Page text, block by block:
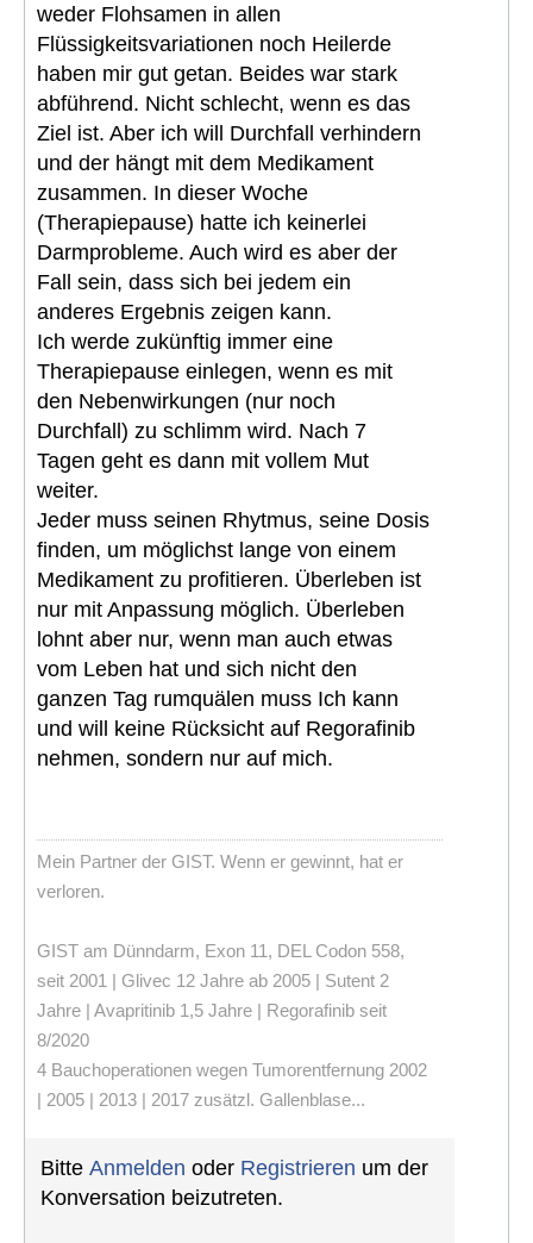
weder Flohsamen in allen
Flüssigkeitsvariationen noch Heilerde
haben mir gut getan. Beides war stark
abführend. Nicht schlecht, wenn es das
Ziel ist. Aber ich will Durchfall verhindern
und der hängt mit dem Medikament
zusammen. In dieser Woche
(Therapiepause) hatte ich keinerlei
Darmprobleme. Auch wird es aber der
Fall sein, dass sich bei jedem ein
anderes Ergebnis zeigen kann.
Ich werde zukünftig immer eine
Therapiepause einlegen, wenn es mit
den Nebenwirkungen (nur noch
Durchfall) zu schlimm wird. Nach 7
Tagen geht es dann mit vollem Mut
weiter.
Jeder muss seinen Rhytmus, seine Dosis
finden, um möglichst lange von einem
Medikament zu profitieren. Überleben ist
nur mit Anpassung möglich. Überleben
lohnt aber nur, wenn man auch etwas
vom Leben hat und sich nicht den
ganzen Tag rumquälen muss Ich kann
und will keine Rücksicht auf Regorafinib
nehmen, sondern nur auf mich.
Mein Partner der GIST. Wenn er gewinnt, hat er
verloren.
GIST am Dünndarm, Exon 11, DEL Codon 558,
seit 2001 | Glivec 12 Jahre ab 2005 | Sutent 2
Jahre | Avapritinib 1,5 Jahre | Regorafinib seit
8/2020
4 Bauchoperationen wegen Tumorentfernung 2002
| 2005 | 2013 | 2017 zusätzl. Gallenblase...
Bitte Anmelden oder Registrieren um der
Konversation beizutreten.